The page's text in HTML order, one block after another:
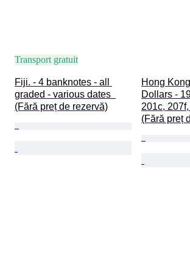
Transport gratuit
Fiji. - 4 banknotes - all
graded - various dates
(Fără preț de rezervă)
Hong
Dollars -
201c,
(Fără preț